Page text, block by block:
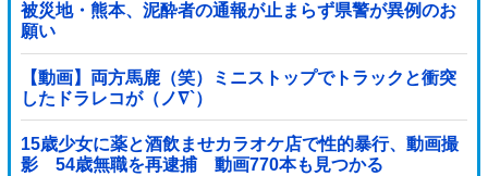
被災地・熊本、泥酔者の通報が止まらず県警が異例のお
願い
【動画】両方馬鹿（笑）ミニストップでトラックと衝突
したドラレコが（ノ∇`）
15歳少女に薬と酒飲ませカラオケ店で性的暴行、動画撮
影 54歳無職を再逮捕 動画770本も見つかる